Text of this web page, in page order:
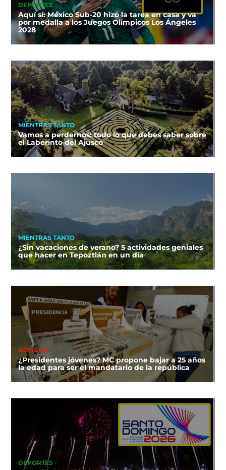
DEPORTES
Aquí sí: México Sub-20 hizo la tarea en casa y va
por medalla a los Juegos Olímpicos Los Ángeles
2028
MIENTRAS TANTO
Vamos a perdernos: todo lo que debes saber sobre
el Laberinto del Ajusco
MIENTRAS TANTO
¿Sin vacaciones de verano? 5 actividades geniales
que hacer en Tepoztlán en un día
NOTICIAS
¿Presidentes jóvenes? MC propone bajar a 25 años
la edad para ser el mandatario de la república
DEPORTES